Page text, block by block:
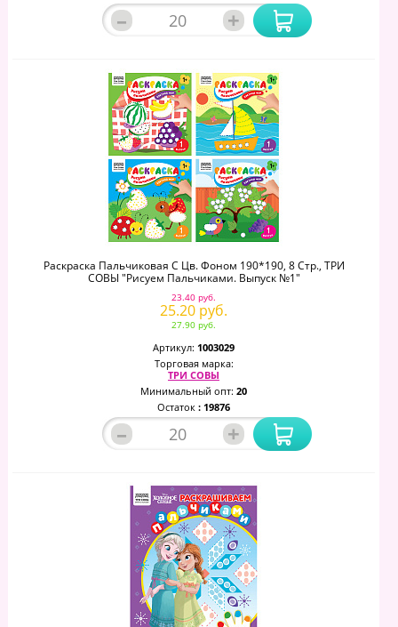
– +
Раскраска Пальчиковая С Цв. Фоном 190*190, 8 Стр., ТРИ
СОВЫ "Рисуем Пальчиками. Выпуск №1"
23.40 руб.
25.20 руб.
27.90 руб.
Артикул: 1003029
Торговая марка:
ТРИ СОВЫ
Минимальный опт: 20
Остаток : 19876
– +